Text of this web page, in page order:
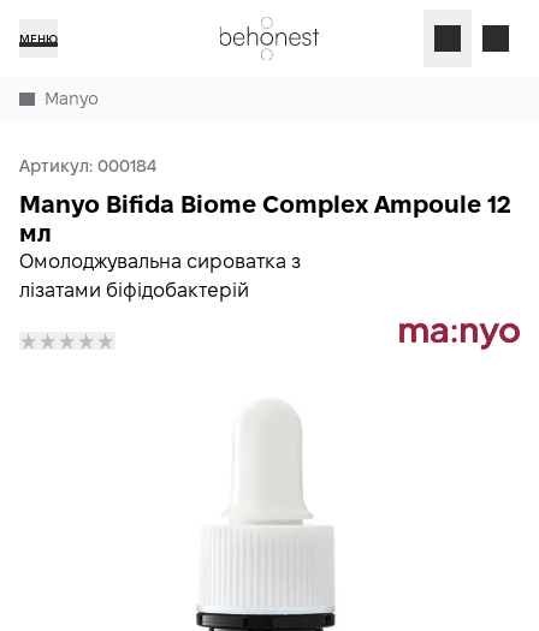
МЕНЮ
Manyo
Артикул: 000184
Омолоджувальна сироватка з
лізатами біфідобактерій
Manyo Bifida Biome Complex Ampoule 12
мл